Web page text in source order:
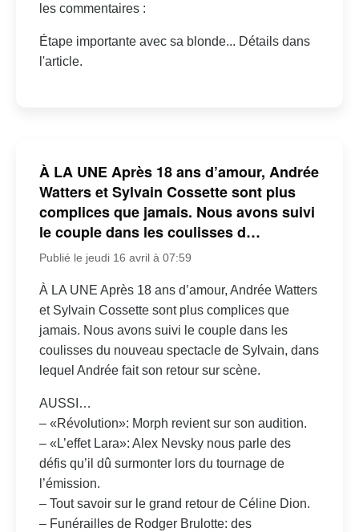
les commentaires :
Étape importante avec sa blonde... Détails dans
l'article.
À LA UNE Après 18 ans d’amour, Andrée
Watters et Sylvain Cossette sont plus
complices que jamais. Nous avons suivi
le couple dans les coulisses d…
Publié le jeudi 16 avril à 07:59
À LA UNE Après 18 ans d’amour, Andrée Watters
et Sylvain Cossette sont plus complices que
jamais. Nous avons suivi le couple dans les
coulisses du nouveau spectacle de Sylvain, dans
lequel Andrée fait son retour sur scène.
AUSSI…
– «Révolution»: Morph revient sur son audition.
– «L’effet Lara»: Alex Nevsky nous parle des
défis qu’il dû surmonter lors du tournage de
l’émission.
– Tout savoir sur le grand retour de Céline Dion.
– Funérailles de Rodger Brulotte: des